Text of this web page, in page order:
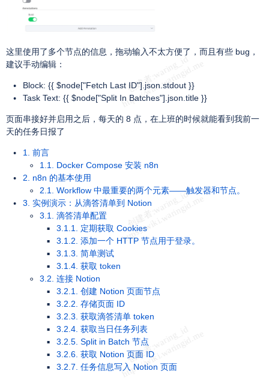
这里使用了多个节点的信息，拖动输入不太方便了，而且有些 bug，
建议手动编辑：
Block: {{ $node["Fetch Last ID"].json.stdout }}
Task Text: {{ $node["Split In Batches"].json.title }}
页面串接好并启用之后，每天的 8 点，在上班的时候就能看到我前一
天的任务日报了
1. 前言
1.1. Docker Compose 安装 n8n
2. n8n 的基本使用
2.1. Workflow 中最重要的两个元素——触发器和节点。
3. 实例演示：从滴答清单到 Notion
3.1. 滴答清单配置
3.1.1. 定期获取 Cookies
3.1.2. 添加一个 HTTP 节点用于登录。
3.1.3. 简单测试
3.1.4. 获取 token
3.2. 连接 Notion
3.2.1. 创建 Notion 页面节点
3.2.2. 存储页面 ID
3.2.3. 获取滴答清单 token
3.2.4. 获取当日任务列表
3.2.5. Split in Batch 节点
3.2.6. 获取 Notion 页面 ID
3.2.7. 任务信息写入 Notion 页面